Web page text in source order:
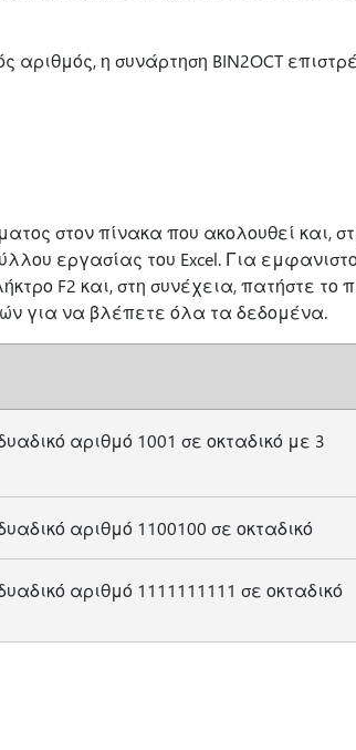
αριθμός, η συνάρτηση BIN2OCT
στον πίνακα που ακολουθεί και,
εργασίας του Excel. Για
F2 και, στη συνέχεια, πατήστε το
για να βλέπετε όλα τα δεδομένα.
αριθμό 1001 σε οκταδικό με 3
αριθμό 1100100 σε οκταδικό
αριθμό 1111111111 σε οκταδικό